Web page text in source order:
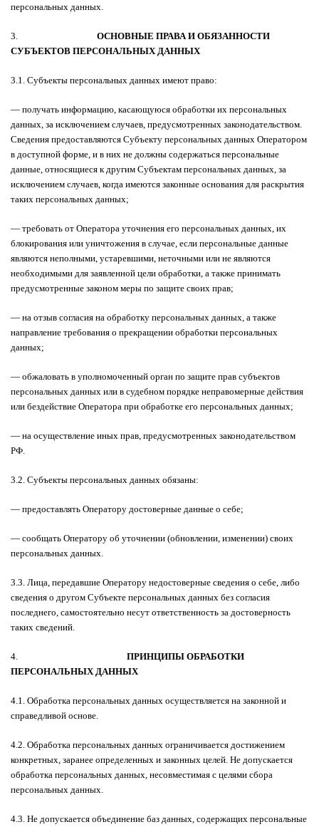
персональных данных.
3. ОСНОВНЫЕ ПРАВА И ОБЯЗАННОСТИ
СУБЪЕКТОВ ПЕРСОНАЛЬНЫХ ДАННЫХ
3.1. Субъекты персональных данных имеют право:
— получать информацию, касающуюся обработки их персональных
данных, за исключением случаев, предусмотренных законодательством.
Сведения предоставляются Субъекту персональных данных Оператором
в доступной форме, и в них не должны содержаться персональные
данные, относящиеся к другим Субъектам персональных данных, за
исключением случаев, когда имеются законные основания для раскрытия
таких персональных данных;
— требовать от Оператора уточнения его персональных данных, их
блокирования или уничтожения в случае, если персональные данные
являются неполными, устаревшими, неточными или не являются
необходимыми для заявленной цели обработки, а также принимать
предусмотренные законом меры по защите своих прав;
— на отзыв согласия на обработку персональных данных, а также
направление требования о прекращении обработки персональных
данных;
— обжаловать в уполномоченный орган по защите прав субъектов
персональных данных или в судебном порядке неправомерные действия
или бездействие Оператора при обработке его персональных данных;
— на осуществление иных прав, предусмотренных законодательством
РФ.
3.2. Субъекты персональных данных обязаны:
— предоставлять Оператору достоверные данные о себе;
— сообщать Оператору об уточнении (обновлении, изменении) своих
персональных данных.
3.3. Лица, передавшие Оператору недостоверные сведения о себе, либо
сведения о другом Субъекте персональных данных без согласия
последнего, самостоятельно несут ответственность за достоверность
таких сведений.
4. ПРИНЦИПЫ ОБРАБОТКИ
ПЕРСОНАЛЬНЫХ ДАННЫХ
4.1. Обработка персональных данных осуществляется на законной и
справедливой основе.
4.2. Обработка персональных данных ограничивается достижением
конкретных, заранее определенных и законных целей. Не допускается
обработка персональных данных, несовместимая с целями сбора
персональных данных.
4.3. Не допускается объединение баз данных, содержащих персональные